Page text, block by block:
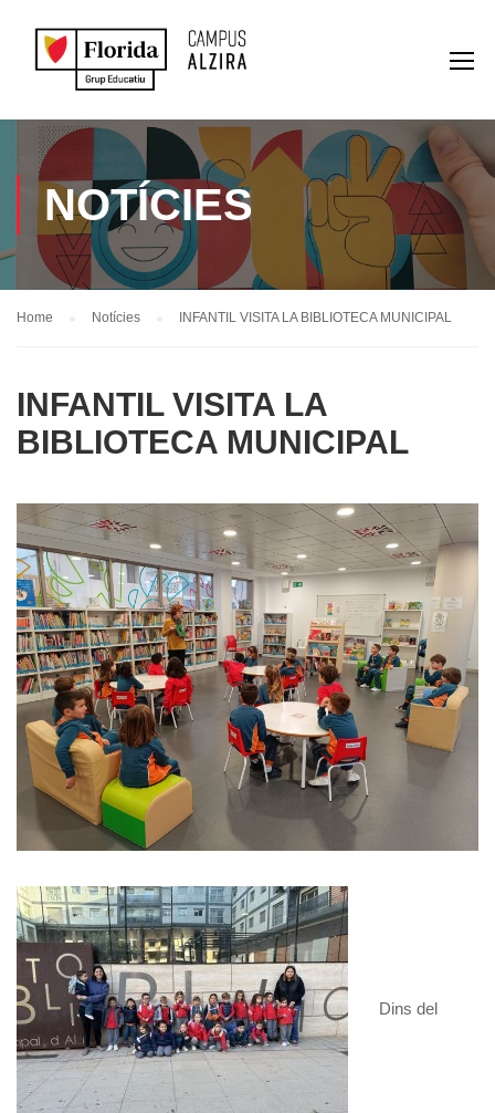
NOTÍCIES
Home Notícies INFANTIL VISITA LA BIBLIOTECA MUNICIPAL
INFANTIL VISITA LA
BIBLIOTECA MUNICIPAL
Dins del